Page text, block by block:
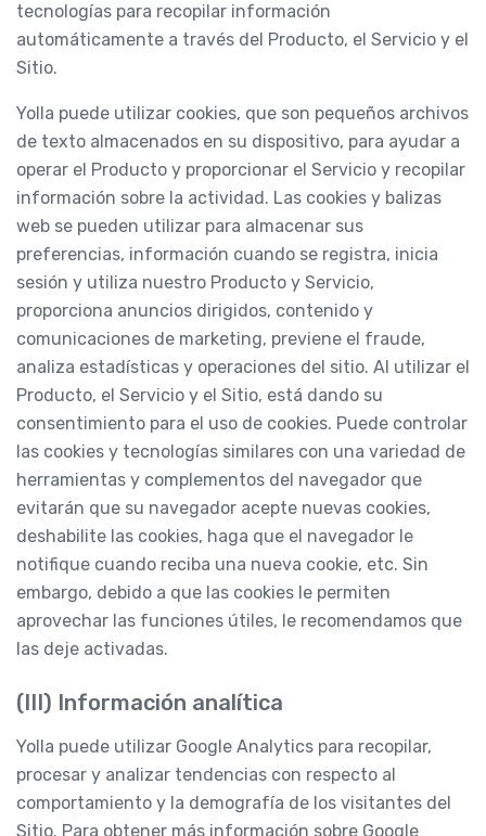
tecnologías para recopilar información
automáticamente a través del Producto, el Servicio y el
Sitio.
Yolla puede utilizar cookies, que son pequeños archivos
de texto almacenados en su dispositivo, para ayudar a
operar el Producto y proporcionar el Servicio y recopilar
información sobre la actividad. Las cookies y balizas
web se pueden utilizar para almacenar sus
preferencias, información cuando se registra, inicia
sesión y utiliza nuestro Producto y Servicio,
proporciona anuncios dirigidos, contenido y
comunicaciones de marketing, previene el fraude,
analiza estadísticas y operaciones del sitio. Al utilizar el
Producto, el Servicio y el Sitio, está dando su
consentimiento para el uso de cookies. Puede controlar
las cookies y tecnologías similares con una variedad de
herramientas y complementos del navegador que
evitarán que su navegador acepte nuevas cookies,
deshabilite las cookies, haga que el navegador le
notifique cuando reciba una nueva cookie, etc. Sin
embargo, debido a que las cookies le permiten
aprovechar las funciones útiles, le recomendamos que
las deje activadas.
(III) Información analítica
Yolla puede utilizar Google Analytics para recopilar,
procesar y analizar tendencias con respecto al
comportamiento y la demografía de los visitantes del
Sitio. Para obtener más información sobre Google